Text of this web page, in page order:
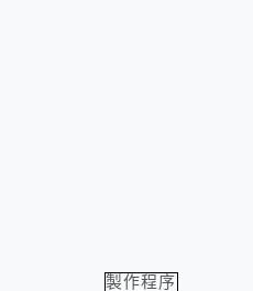
製作程序